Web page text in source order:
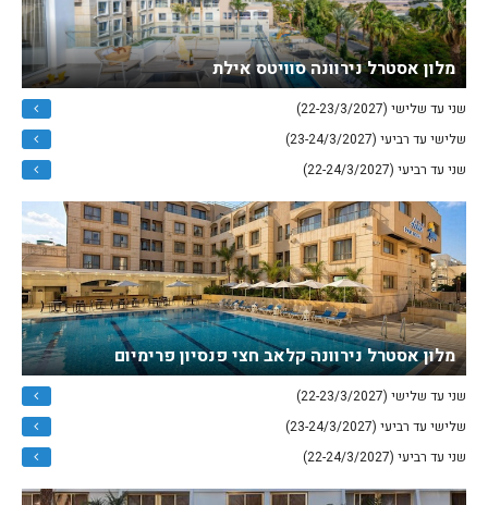
מלון אסטרל נירוונה סוויטס אילת
שני עד שלישי (22-23/3/2027)
שלישי עד רביעי (23-24/3/2027)
שני עד רביעי (22-24/3/2027)
מלון אסטרל נירוונה קלאב חצי פנסיון פרימיום
שני עד שלישי (22-23/3/2027)
שלישי עד רביעי (23-24/3/2027)
שני עד רביעי (22-24/3/2027)